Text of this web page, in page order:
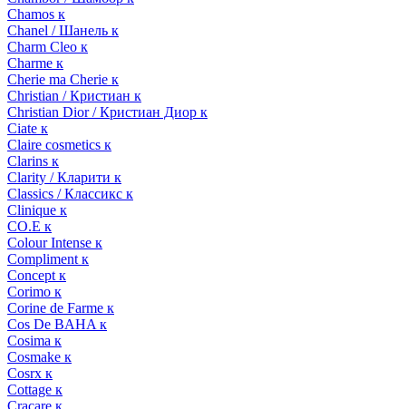
Chamos к
Chanel / Шанель к
Charm Cleo к
Charme к
Cherie ma Cherie к
Christian / Кристиан к
Christian Dior / Кристиан Диор к
Ciate к
Claire cosmetics к
Clarins к
Clarity / Кларити к
Classics / Классикс к
Clinique к
CO.E к
Colour Intense к
Compliment к
Concept к
Corimo к
Corine de Farme к
Cos De BAHA к
Cosima к
Cosmake к
Cosrx к
Cottage к
Cracare к